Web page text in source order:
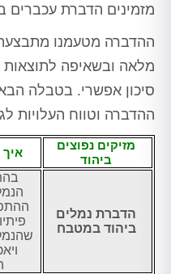
מזמינים הדברת עכברים
ההדברה מטעמנו
סיכון אפשרי. בטבלה
ההדברה וטווח העלויות
מזיקים נפוצים
ביהוד
הדברת נמלים
ביהוד במטבח